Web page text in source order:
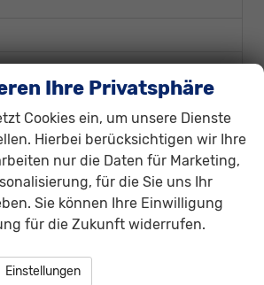
Ihre Privatsphäre
Cookies ein, um unsere Dienste
Hierbei berücksichtigen wir Ihre
nur die Daten für Marketing,
für die Sie uns Ihr
Sie können Ihre Einwilligung
für die Zukunft widerrufen.
Einstellungen